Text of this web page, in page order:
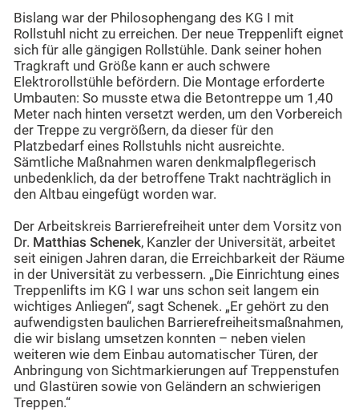
Bislang war der Philosophengang des KG I mit
Rollstuhl nicht zu erreichen. Der neue Treppenlift eignet
sich für alle gängigen Rollstühle. Dank seiner hohen
Tragkraft und Größe kann er auch schwere
Elektrorollstühle befördern. Die Montage erforderte
Umbauten: So musste etwa die Betontreppe um 1,40
Meter nach hinten versetzt werden, um den Vorbereich
der Treppe zu vergrößern, da dieser für den
Platzbedarf eines Rollstuhls nicht ausreichte.
Sämtliche Maßnahmen waren denkmalpflegerisch
unbedenklich, da der betroffene Trakt nachträglich in
den Altbau eingefügt worden war.
Der Arbeitskreis Barrierefreiheit unter dem Vorsitz von
Dr. Matthias Schenek, Kanzler der Universität, arbeitet
seit einigen Jahren daran, die Erreichbarkeit der Räume
in der Universität zu verbessern. „Die Einrichtung eines
Treppenlifts im KG I war uns schon seit langem ein
wichtiges Anliegen“, sagt Schenek. „Er gehört zu den
aufwendigsten baulichen Barrierefreiheitsmaßnahmen,
die wir bislang umsetzen konnten – neben vielen
weiteren wie dem Einbau automatischer Türen, der
Anbringung von Sichtmarkierungen auf Treppenstufen
und Glastüren sowie von Geländern an schwierigen
Treppen.“